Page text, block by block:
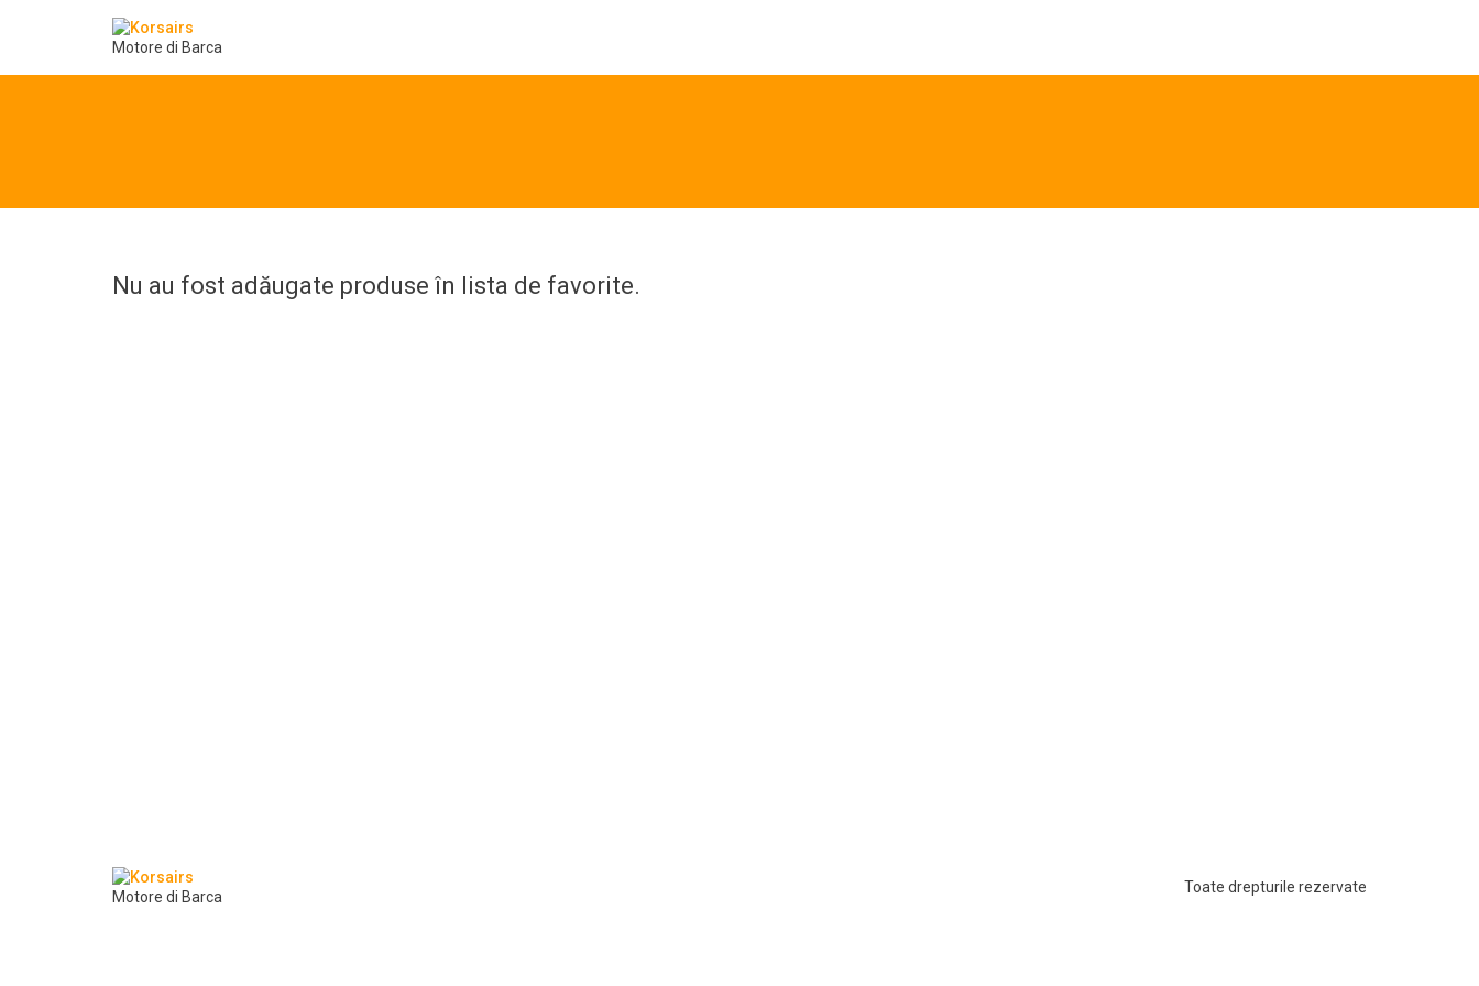
Motore di Barca
Nu au fost adăugate produse în lista de favorite.
Motore di Barca
Toate drepturile rezervate